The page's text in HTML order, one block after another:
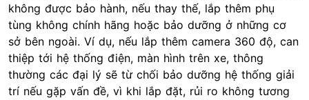
không được bảo hành, nếu thay thế, lắp thêm phụ
tùng không chính hãng hoặc bảo dưỡng ở những cơ
sở bên ngoài. Ví dụ, nếu lắp thêm camera 360 độ, can
thiệp tới hệ thống điện, màn hình trên xe, thông
thường các đại lý sẽ từ chối bảo dưỡng hệ thống giải
trí nếu gặp vấn đề, vì khi lắp đặt, rủi ro không tương